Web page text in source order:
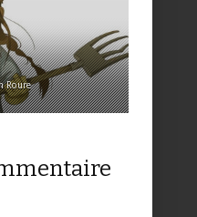
Roure